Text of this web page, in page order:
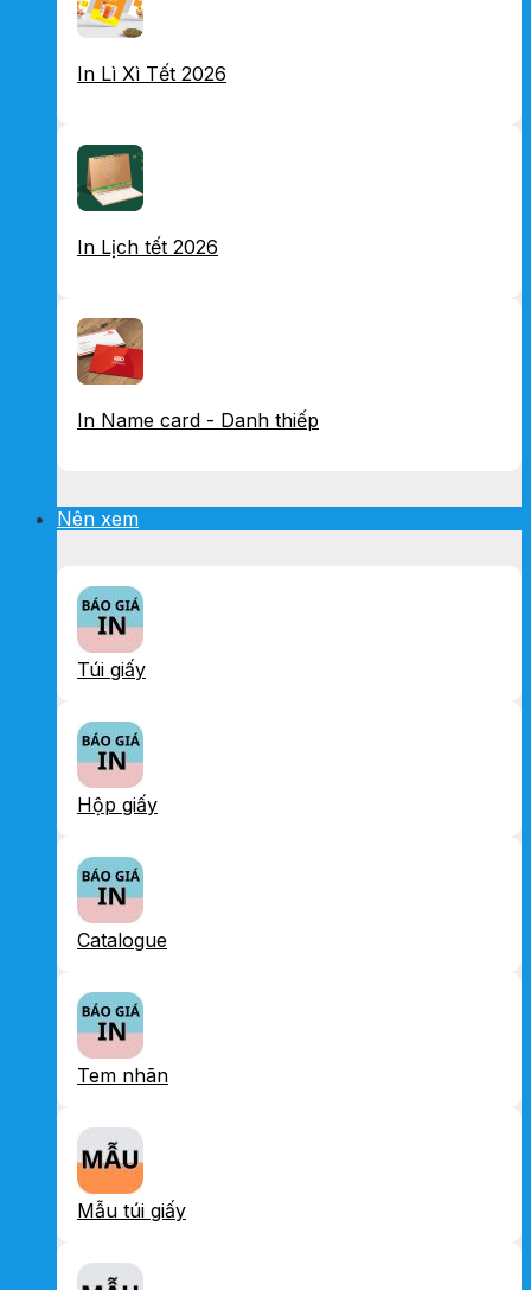
In Lì Xì Tết 2026
In Lịch tết 2026
In Name card - Danh thiếp
Nên xem
Túi giấy
Hộp giấy
Catalogue
Tem nhãn
Mẫu túi giấy